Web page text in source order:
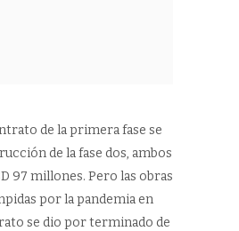
de la primera fase se
de la fase dos, ambos
97 millones. Pero las obras
por la pandemia en
se dio por terminado de